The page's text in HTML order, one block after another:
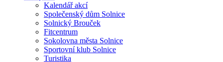
Kalendář akcí
Společenský dům Solnice
Solnický Brouček
Fitcentrum
Sokolovna města Solnice
Sportovní klub Solnice
Turistika